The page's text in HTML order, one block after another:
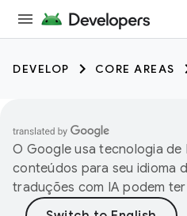
DEVELOP CORE AREAS
O Google usa tecnologia de
conteúdos para seu idioma
traduções com IA podem